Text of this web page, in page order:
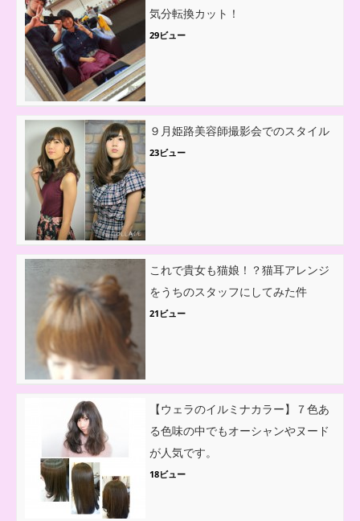
気分転換カット！
29ビュー
９月姫路美容師撮影会でのスタイル
23ビュー
これで貴女も猫娘！？猫耳アレンジ
をうちのスタッフにしてみた件
21ビュー
【ウェラのイルミナカラー】７色あ
る色味の中でもオーシャンやヌード
が人気です。
18ビュー